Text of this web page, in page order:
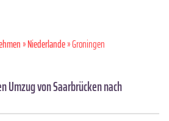
»Niederlande» Groningen
Umzug von Saarbrücken nach